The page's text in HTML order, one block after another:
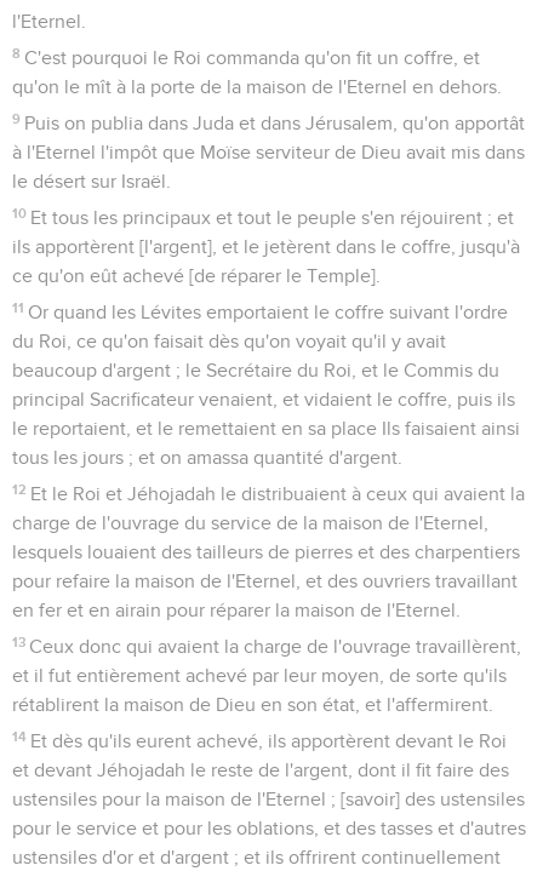
l'Eternel.
8 C'est pourquoi le Roi commanda qu'on fit un coffre, et
qu'on le mît à la porte de la maison de l'Eternel en dehors.
9 Puis on publia dans Juda et dans Jérusalem, qu'on apportât
à l'Eternel l'impôt que Moïse serviteur de Dieu avait mis dans
le désert sur Israël.
10 Et tous les principaux et tout le peuple s'en réjouirent ; et
ils apportèrent [l'argent], et le jetèrent dans le coffre, jusqu'à
ce qu'on eût achevé [de réparer le Temple].
11 Or quand les Lévites emportaient le coffre suivant l'ordre
du Roi, ce qu'on faisait dès qu'on voyait qu'il y avait
beaucoup d'argent ; le Secrétaire du Roi, et le Commis du
principal Sacrificateur venaient, et vidaient le coffre, puis ils
le reportaient, et le remettaient en sa place Ils faisaient ainsi
tous les jours ; et on amassa quantité d'argent.
12 Et le Roi et Jéhojadah le distribuaient à ceux qui avaient la
charge de l'ouvrage du service de la maison de l'Eternel,
lesquels louaient des tailleurs de pierres et des charpentiers
pour refaire la maison de l'Eternel, et des ouvriers travaillant
en fer et en airain pour réparer la maison de l'Eternel.
13 Ceux donc qui avaient la charge de l'ouvrage travaillèrent,
et il fut entièrement achevé par leur moyen, de sorte qu'ils
rétablirent la maison de Dieu en son état, et l'affermirent.
14 Et dès qu'ils eurent achevé, ils apportèrent devant le Roi
et devant Jéhojadah le reste de l'argent, dont il fit faire des
ustensiles pour la maison de l'Eternel ; [savoir] des ustensiles
pour le service et pour les oblations, et des tasses et d'autres
ustensiles d'or et d'argent ; et ils offrirent continuellement